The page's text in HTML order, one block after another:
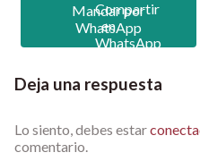
Mandar por
WhatsApp
Deja una respuesta
Lo siento, debes estar
comentario.